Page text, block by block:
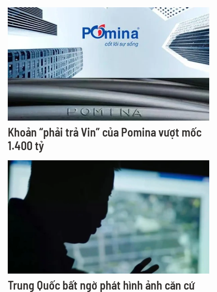
Khoản “phải trả Vin” của Pomina vượt mốc
1.400 tỷ
Trung Quốc bất ngờ phát hình ảnh căn cứ